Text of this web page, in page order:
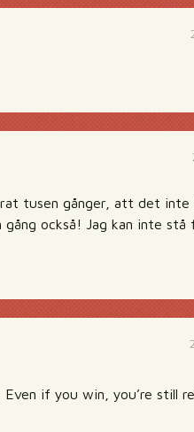
tusen gånger, att det inte
också! Jag kan inte stå
if you win, you’re still